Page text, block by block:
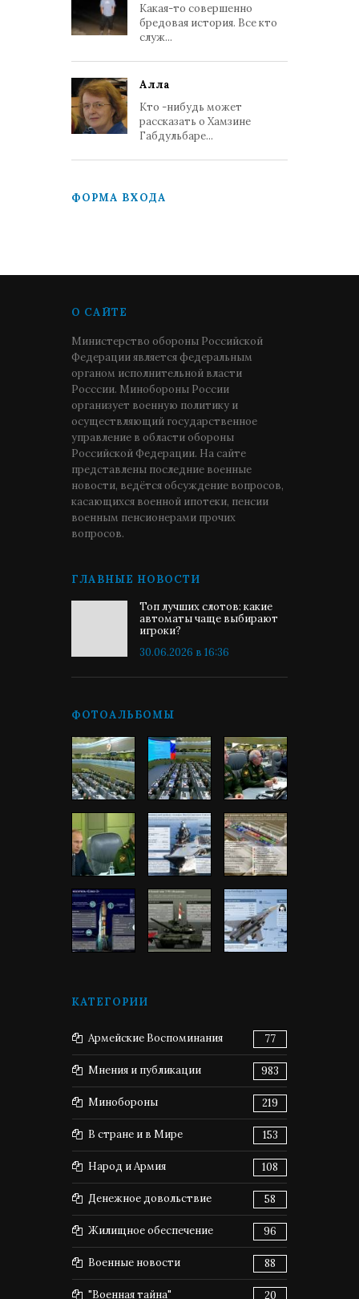
Какая-то совершенно
бредовая история. Все кто
служ...
Алла
Кто -нибудь может
рассказать о Хамзине
Габдульбаре...
ФОРМА ВХОДА
О САЙТЕ
Министерство обороны Российской
Федерации является федеральным
органом исполнительной власти
Росссии. Минобороны России
организует военную политику и
осуществляющий государственное
управление в области обороны
Российской Федерации. На сайте
представлены последние военные
новости, ведётся обсуждение вопросов,
касающихся военной ипотеки, пенсии
военным пенсионерами прочих
вопросов.
ГЛАВНЫЕ НОВОСТИ
Топ лучших слотов: какие
автоматы чаще выбирают
игроки?
30.06.2026 в 16:36
ФОТОАЛЬБОМЫ
КАТЕГОРИИ
Армейские Воспоминания 77
Мнения и публикации 983
Минобороны 219
В стране и в Мире 153
Народ и Армия 108
Денежное довольствие 58
Жилищное обеспечение 96
Военные новости 88
"Военная тайна" 20